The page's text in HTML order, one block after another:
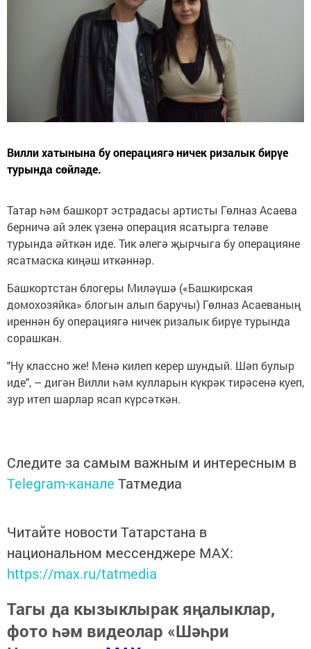
Вилли хатынына бу операциягә ничек ризалык бирүе
турында сөйләде.
Татар һәм башкорт эстрадасы артисты Гөлназ Асаева
берничә ай элек үзенә операция ясатырга теләве
турында әйткән иде. Тик әлегә җырчыга бу операцияне
ясатмаска киңәш иткәннәр.
Башкортстан блогеры Миләүшә («Башкирская
домохозяйка» блогын алып баручы) Гөлназ Асаеваның
иреннән бу операциягә ничек ризалык бирүе турында
сорашкан.
"Ну классно же! Менә килеп керер шундый. Шәп булыр
иде", – дигән Вилли һәм кулларын күкрәк тирәсенә куеп,
зур итеп шарлар ясап күрсәткән.
Следите за самым важным и интересным в
Telegram-канале Татмедиа
Читайте новости Татарстана в
национальном мессенджере MАХ:
https://max.ru/tatmedia
Тагы да кызыклырак яңалыклар,
фото һәм видеолар «Шәһри